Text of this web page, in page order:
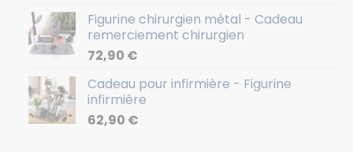
Figurine chirurgien métal - Cadeau
remerciement chirurgien
72,90 €
Cadeau pour infirmière - Figurine
infirmière
62,90 €